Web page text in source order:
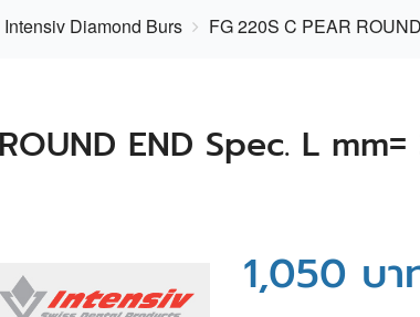
Intensiv Diamond Burs FG 220S C PEAR
END Spec. L
1,050 บา